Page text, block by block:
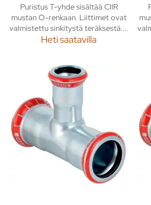
Puristus T-yhde sisältää CIIR
mustan O-renkaan. Liittimet ovat
valmistettu sinkitystä teräksestä....
Heti saatavilla